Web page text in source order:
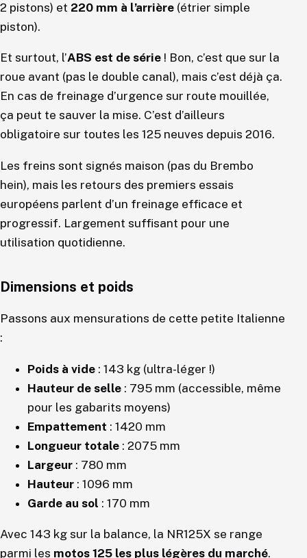
2 pistons) et 220 mm à l’arrière (étrier simple
piston).
Et surtout, l’ABS est de série ! Bon, c’est que sur la
roue avant (pas le double canal), mais c’est déjà ça.
En cas de freinage d’urgence sur route mouillée,
ça peut te sauver la mise. C’est d’ailleurs
obligatoire sur toutes les 125 neuves depuis 2016.
Les freins sont signés maison (pas du Brembo
hein), mais les retours des premiers essais
européens parlent d’un freinage efficace et
progressif. Largement suffisant pour une
utilisation quotidienne.
Dimensions et poids
Passons aux mensurations de cette petite Italienne
:
Poids à vide : 143 kg (ultra-léger !)
Hauteur de selle : 795 mm (accessible, même
pour les gabarits moyens)
Empattement : 1420 mm
Longueur totale : 2075 mm
Largeur : 780 mm
Hauteur : 1096 mm
Garde au sol : 170 mm
Avec 143 kg sur la balance, la NR125X se range
parmi les motos 125 les plus légères du marché.